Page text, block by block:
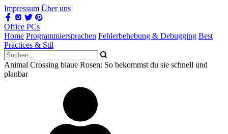
Impressum Über uns
Office PCs
Home Programmiersprachen Fehlerbehebung & Debugging Best
Practices & Stil
Animal Crossing blaue Rosen: So bekommst du sie schnell und
planbar